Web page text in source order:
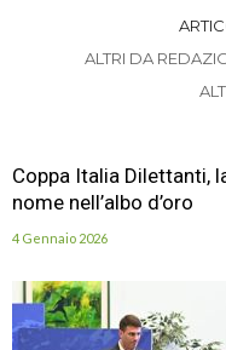
ALTRI DA
Coppa Italia Dilettanti,
nome nell’albo d’oro
4 Gennaio 2026